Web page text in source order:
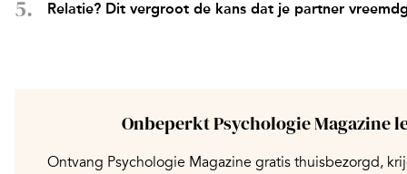
Relatie? Dit vergroot de kans dat je partner
Onbeperkt Psychologie Magazine
Ontvang Psychologie Magazine gratis thuisbezorgd,